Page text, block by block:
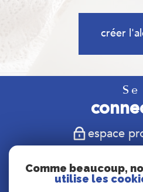
créer
Se
espace
Comme beaucoup,
utilise les